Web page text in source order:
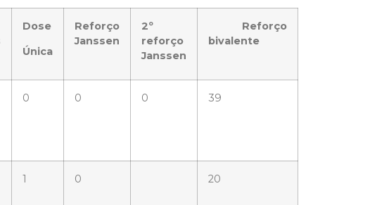
Dose
Única
Reforço
Janssen
2º
reforço
Janssen
Reforço
bivalente
0 0 0 39
1 0 20